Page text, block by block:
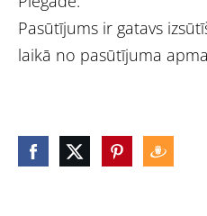
Pasūtījums ir gatavs
laikā no pasūtījuma